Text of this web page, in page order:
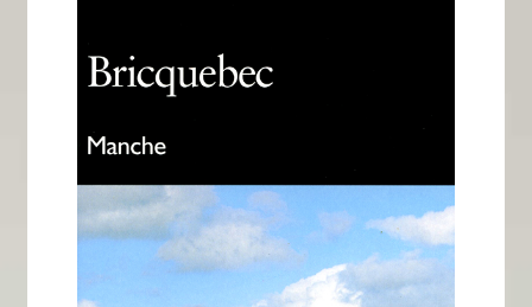
La qualité Lieux Dits
Les éditions Lieux Dits